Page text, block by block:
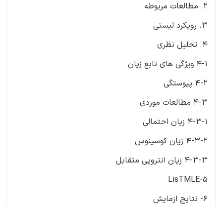
2. مطالعات مربوطه
3. رویکرد لیستی
4. تحلیل نظری
4-1 ویژگی های تابع زیان
4-2 پیوستگی
4-3 مطالعات موردی
4-3-1 زیان احتمالی
4-3-2 زیان کوسینوس
4-3-3 زیان انتروپی متقابل
5-LisTMLE
6- نتایج ازمایش